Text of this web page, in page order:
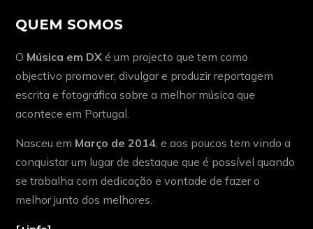
QUEM SOMOS
O Música em DX é um projecto que tem como
objectivo promover, divulgar e produzir reportagem
escrita e fotográfica sobre a melhor música que
acontece em Portugal.
Nasceu em Março de 2014, e aos poucos tem vindo a
conquistar um lugar de destaque que é possível quando
se trabalha com dedicação e vontade de fazer o
melhor junto dos melhores.